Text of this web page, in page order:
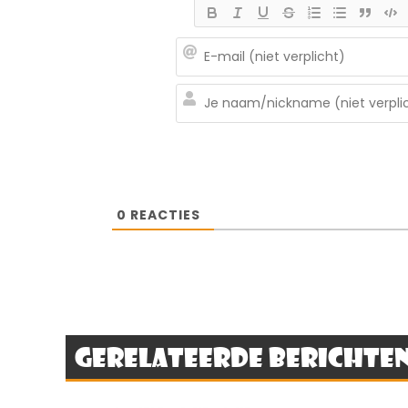
0 REACTIES
Gerelateerde